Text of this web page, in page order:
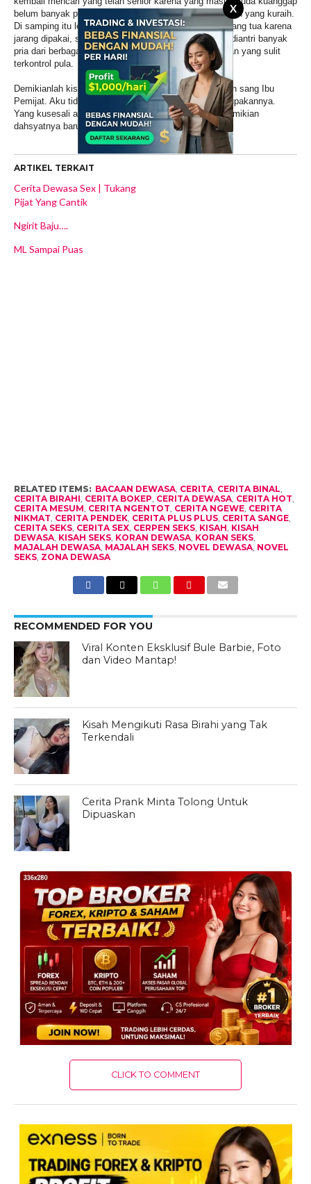
X
belum banyak pengalaman dan tidak banyak kenikmatan yang kuraih.
Di samping itu lebih aman secara kesehatan dengan yang tua karena
jarang dipakai, sementara yang muda dan cantik laris diantri banyak
pria dari berbagai lapisan dan dengan kondisi kesehatan yang sulit
terkontrol pula.
Demikianlah kisah keperjakaanku yang hilang di tangan sang Ibu
Pemijat. Aku tidak menyesal. Bahkan malah sulit melupakannya.
Yang kusesali adalah mengapa kenikmatan yang sedemikian
dahsyatnya baru kuketahui setelah setua ini.
ARTIKEL TERKAIT
Cerita Dewasa Sex | Tukang
Pijat Yang Cantik
Ngirit Baju….
ML Sampai Puas
RELATED ITEMS: BACAAN DEWASA, CERITA, CERITA BINAL,
CERITA BIRAHI, CERITA BOKEP, CERITA DEWASA, CERITA HOT,
CERITA MESUM, CERITA NGENTOT, CERITA NGEWE, CERITA
NIKMAT, CERITA PENDEK, CERITA PLUS PLUS, CERITA SANGE,
CERITA SEKS, CERITA SEX, CERPEN SEKS, KISAH, KISAH
DEWASA, KISAH SEKS, KORAN DEWASA, KORAN SEKS,
MAJALAH DEWASA, MAJALAH SEKS, NOVEL DEWASA, NOVEL
SEKS, ZONA DEWASA
RECOMMENDED FOR YOU
Viral Konten Eksklusif Bule Barbie, Foto
dan Video Mantap!
Kisah Mengikuti Rasa Birahi yang Tak
Terkendali
Cerita Prank Minta Tolong Untuk
Dipuaskan
CLICK TO COMMENT